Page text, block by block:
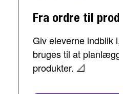
Fra ordre til
Giv eleverne indblik
bruges til at
produkter. 📐